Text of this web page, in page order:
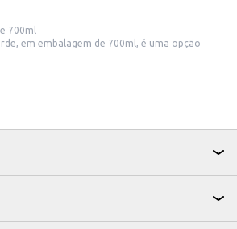
700ml
em embalagem de 700ml, é uma opção
sabor autêntico de maçã verde com praticidade.
e para uso doméstico.
Verde, você pode transformar suas bebidas e